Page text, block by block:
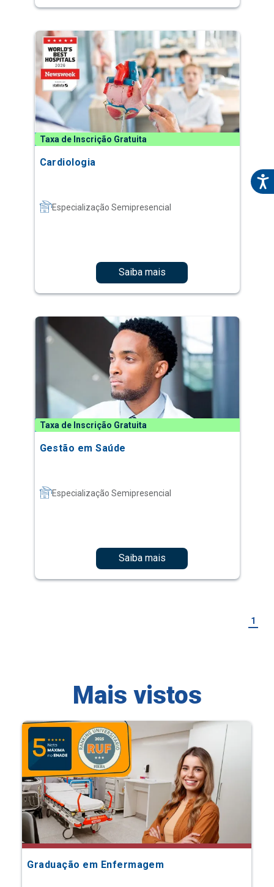
Taxa de Inscrição Gratuita
Cardiologia
Especialização Semipresencial
Saiba mais
Taxa de Inscrição Gratuita
Gestão em Saúde
Especialização Semipresencial
Saiba mais
1
Mais vistos
Graduação em Enfermagem